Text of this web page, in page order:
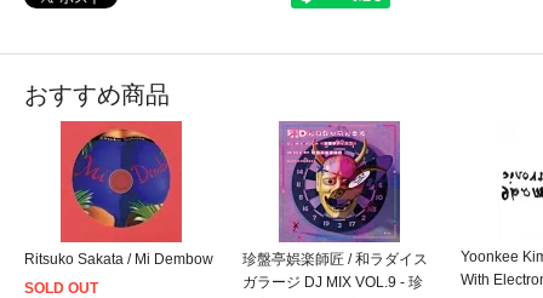
おすすめ商品
Ritsuko Sakata / Mi Dembow
SOLD OUT
珍盤亭娯楽師匠 / 和ラダイス
ガラージ DJ MIX VOL.9 - 珍
Yoonkee
With